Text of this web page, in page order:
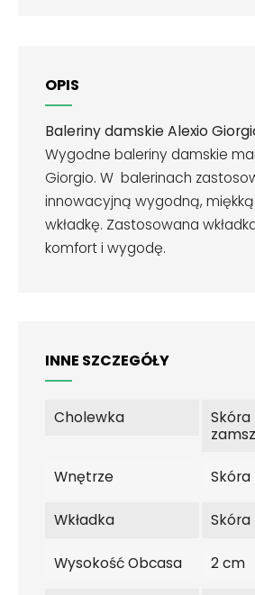
OPIS
Baleriny damskie Alexio
Wygodne baleriny damskie
Giorgio. W balerinach
innowacyjną wygodną,
wkładkę. Zastosowana
komfort i wygodę.
INNE SZCZEGÓŁY
Cholewka
Wnętrze
Wkładka
Wysokość Obcasa 2 cm